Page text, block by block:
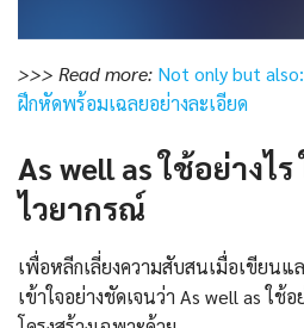
>>> Read more: Not only but
ฝึกหัดพร้อมเฉลยอย่างละเอียด
As well as ใช้อย่างไ
ไวยากรณ์
เพื่อหลีกเลี่ยงความสับสนเมื่อเขียนแ
เข้าใจอย่างชัดเจนว่า As well as ใ